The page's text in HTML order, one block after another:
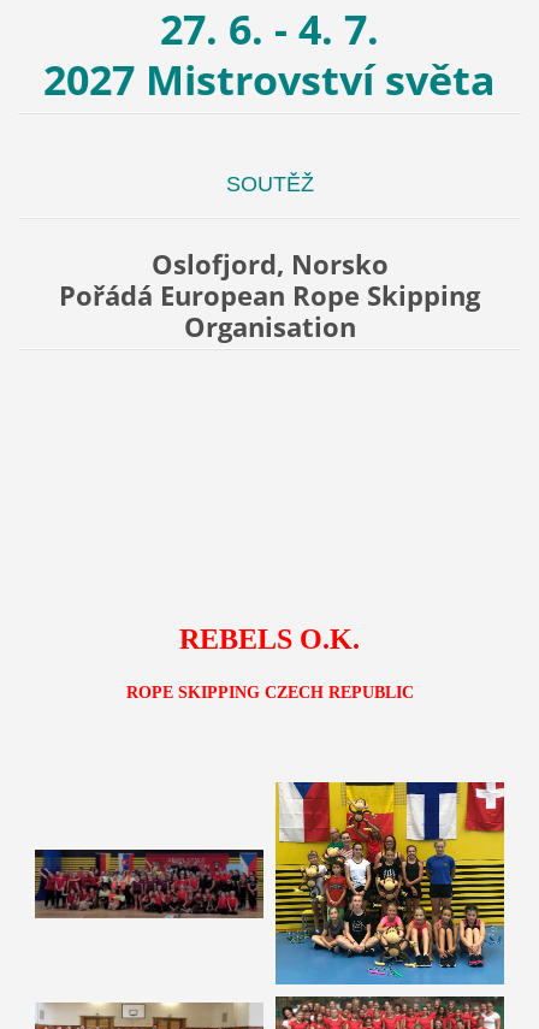
27. 6. - 4. 7.
2027 Mistrovství světa
SOUTĚŽ
Oslofjord, Norsko
Pořádá European Rope Skipping
Organisation
REBELS O.K.
ROPE SKIPPINGCZECH REPUBLIC